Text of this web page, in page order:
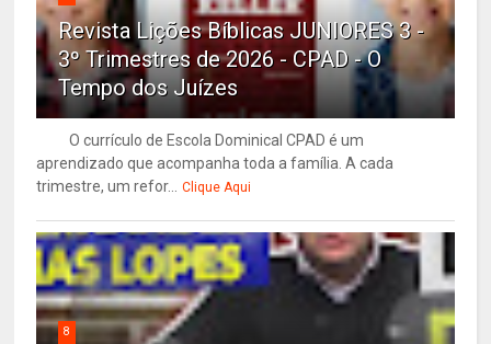
Revista Lições Bíblicas JUNIORES 3 -
3º Trimestres de 2026 - CPAD - O
Tempo dos Juízes
O currículo de Escola Dominical CPAD é um
aprendizado que acompanha toda a família. A cada
trimestre, um refor... Clique Aqui
8